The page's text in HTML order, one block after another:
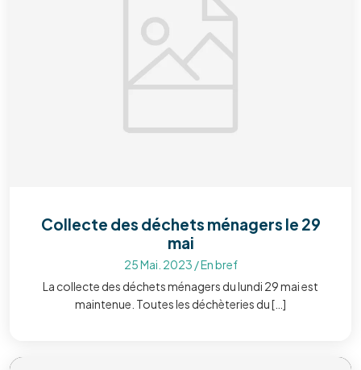
Collecte des déchets ménagers le 29
mai
25 Mai. 2023 /En bref
La collecte des déchets ménagers du lundi 29 mai est
maintenue. Toutes les déchèteries du […]